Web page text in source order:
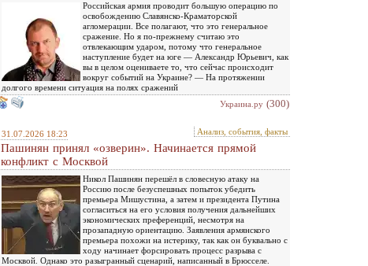
Российская армия проводит большую операцию по
освобождению Славянско-Краматорской
агломерации. Все полагают, что это генеральное
сражение. Но я по-прежнему считаю это
отвлекающим ударом, потому что генеральное
наступление будет на юге — Александр Юрьевич, как
вы в целом оцениваете то, что сейчас происходит
вокруг событий на Украине? — На протяжении
долгого времени ситуация на полях сражений
Украина.ру (300)
31.07.2026 18:23 Анализ, события, факты
Пашинян принял «озверин». Начинается прямой
конфликт с Москвой
Никол Пашинян перешёл в словесную атаку на
Россию после безуспешных попыток убедить
премьера Мишустина, а затем и президента Путина
согласиться на его условия получения дальнейших
экономических преференций, несмотря на
прозападную ориентацию. Заявления армянского
премьера похожи на истерику, так как он буквально с
ходу начинает форсировать процесс разрыва с
Москвой. Однако это разыгранный сценарий, написанный в Брюсселе.